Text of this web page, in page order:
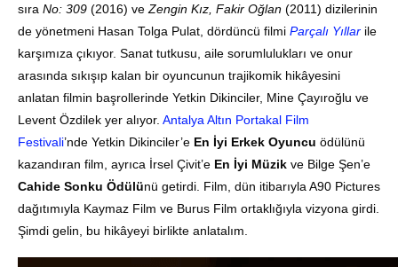
sıra No: 309 (2016) ve Zengin Kız, Fakir Oğlan (2011) dizilerinin
de yönetmeni Hasan Tolga Pulat, dördüncü filmi Parçalı Yıllar ile
karşımıza çıkıyor. Sanat tutkusu, aile sorumlulukları ve onur
arasında sıkışıp kalan bir oyuncunun trajikomik hikâyesini
anlatan filmin başrollerinde Yetkin Dikinciler, Mine Çayıroğlu ve
Levent Özdilek yer alıyor. Antalya Altın Portakal Film
Festivali’nde Yetkin Dikinciler’e En İyi Erkek Oyuncu ödülünü
kazandıran film, ayrıca İrsel Çivit’e En İyi Müzik ve Bilge Şen’e
Cahide Sonku Ödülünü getirdi. Film, dün itibarıyla A90 Pictures
dağıtımıyla Kaymaz Film ve Burus Film ortaklığıyla vizyona girdi.
Şimdi gelin, bu hikâyeyi birlikte anlatalım.